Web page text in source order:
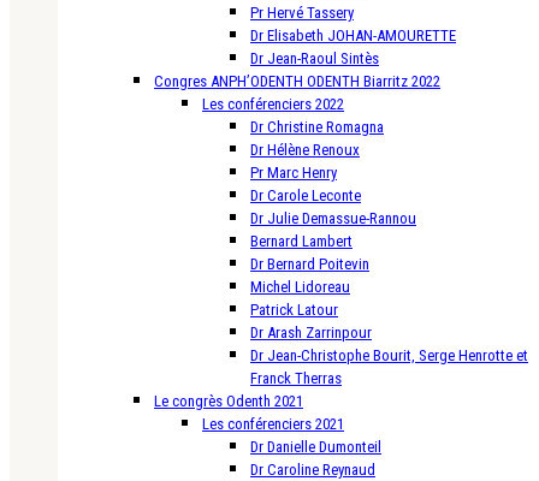
Pr Hervé Tassery
Dr Elisabeth JOHAN-AMOURETTE
Dr Jean-Raoul Sintès
Congres ANPH’ODENTH ODENTH Biarritz 2022
Les conférenciers 2022
Dr Christine Romagna
Dr Hélène Renoux
Pr Marc Henry
Dr Carole Leconte
Dr Julie Demassue-Rannou
Bernard Lambert
Dr Bernard Poitevin
Michel Lidoreau
Patrick Latour
Dr Arash Zarrinpour
Dr Jean-Christophe Bourit, Serge Henrotte et
Franck Therras
Le congrès Odenth 2021
Les conférenciers 2021
Dr Danielle Dumonteil
Dr Caroline Reynaud